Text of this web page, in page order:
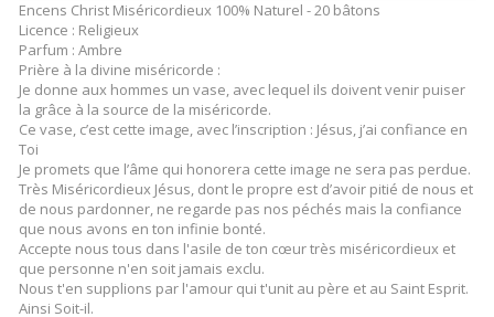
Encens Christ Miséricordieux 100% Naturel - 20 bâtons
Licence : Religieux
Parfum : Ambre
Prière à la divine miséricorde :
Je donne aux hommes un vase, avec lequel ils doivent venir puiser
la grâce à la source de la miséricorde.
Ce vase, c’est cette image, avec l’inscription : Jésus, j’ai confiance en
Toi
Je promets que l’âme qui honorera cette image ne sera pas perdue.
Très Miséricordieux Jésus, dont le propre est d’avoir pitié de nous et
de nous pardonner, ne regarde pas nos péchés mais la confiance
que nous avons en ton infinie bonté.
Accepte nous tous dans l'asile de ton cœur très miséricordieux et
que personne n'en soit jamais exclu.
Nous t'en supplions par l'amour qui t'unit au père et au Saint Esprit.
Ainsi Soit-il.